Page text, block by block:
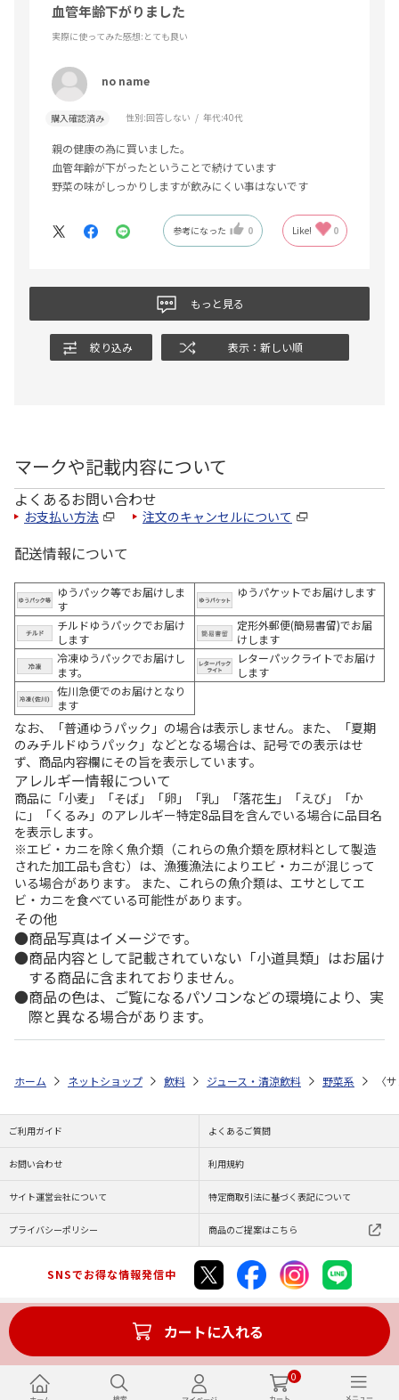
0
血管年齢下がりました
実際に使ってみた感想:とても良い
no name
購入確認済み 性別:回答しない 年代:40代
親の健康の為に買いました。
血管年齢が下がったということで続けています
野菜の味がしっかりしますが飲みにくい事はないです
参考になった 0 Like! 0
もっと見る
絞り込み 表示：新しい順
マークや記載内容について
よくあるお問い合わせ
お支払い方法 注文のキャンセルについて
配送情報について
ゆうパック等でお届けしま
す
ゆうパケットでお届けします
チルドゆうパックでお届け
します
定形外郵便(簡易書留)でお届
けします
冷凍ゆうパックでお届けし
ます。
レターパックライトでお届け
します
佐川急便でのお届けとなり
ます
なお、「普通ゆうパック」の場合は表示しません。また、「夏期
のみチルドゆうパック」などとなる場合は、記号での表示はせ
ず、商品内容欄にその旨を表示しています。
アレルギー情報について
商品に「小麦」「そば」「卵」「乳」「落花生」「えび」「か
に」「くるみ」のアレルギー特定8品目を含んでいる場合に品目名
を表示します。
※エビ・カニを除く魚介類（これらの魚介類を原材料として製造
された加工品も含む）は、漁獲漁法によりエビ・カニが混じって
いる場合があります。 また、これらの魚介類は、エサとしてエ
ビ・カニを食べている可能性があります。
その他
商品写真はイメージです。
商品内容として記載されていない「小道具類」はお届け
する商品に含まれておりません。
商品の色は、ご覧になるパソコンなどの環境により、実
際と異なる場合があります。
カートに入れる
ホーム ネットショップ 飲料 ジュース・清涼飲料 野菜系 〈
ご利用ガイド よくあるご質問
お問い合わせ 利用規約
サイト運営会社について 特定商取引法に基づく表記について
プライバシーポリシー 商品のご提案はこちら
SNSでお得な情報発信中
Copyright (C) JAPAN POST Co.,Ltd. All Rights Reserved.